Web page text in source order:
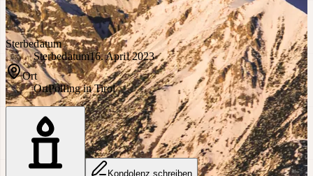
Sterbedatum
Sterbedatum16. April 2023
Ort
OrtPolling in Tirol
Kondolenz schreiben